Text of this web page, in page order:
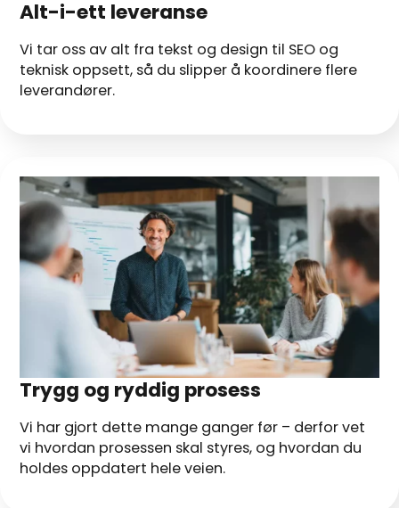
Alt-i-ett leveranse
Vi tar oss av alt fra tekst og design til SEO og
teknisk oppsett, så du slipper å koordinere flere
leverandører.
Trygg og ryddig prosess
Vi har gjort dette mange ganger før – derfor vet
vi hvordan prosessen skal styres, og hvordan du
holdes oppdatert hele veien.